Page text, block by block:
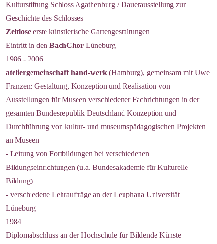
Kulturstiftung Schloss Agathenburg / Dauerausstellung zur
Geschichte des Schlosses
Zeitlose erste künstlerische Gartengestaltungen
Eintritt in den BachChor Lüneburg
1986 - 2006
ateliergemeinschaft hand-werk (Hamburg), gemeinsam mit Uwe
Franzen: Gestaltung, Konzeption und Realisation von
Ausstellungen für Museen verschiedener Fachrichtungen in der
gesamten Bundesrepublik Deutschland Konzeption und
Durchführung von kultur- und museumspädagogischen Projekten
an Museen
- Leitung von Fortbildungen bei verschiedenen
Bildungseinrichtungen (u.a. Bundesakademie für Kulturelle
Bildung)
- verschiedene Lehraufträge an der Leuphana Universität
Lüneburg
1984
Diplomabschluss an der Hochschule für Bildende Künste